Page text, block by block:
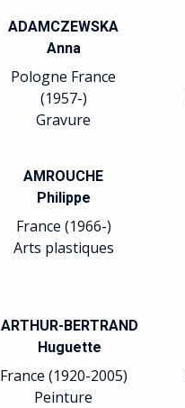
ADAMCZEWSKA
Anna
Pologne France
(1957-)
Gravure
AMROUCHE
Philippe
France (1966-)
Arts plastiques
ARTHUR-BERTRAND
Huguette
France (1920-2005)
Peinture